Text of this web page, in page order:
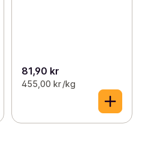
81,90 kr
455,00 kr /kg